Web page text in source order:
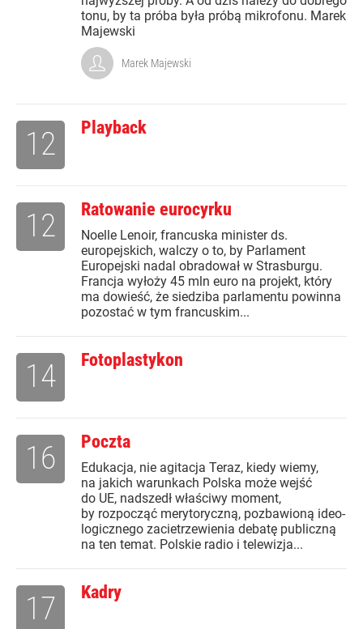
tonu, by ta próba była próbą mikrofonu. Marek
Majewski
Marek Majewski
Playback
12
Ratowanie eurocyrku
Noelle Lenoir, francuska minister ds.
europejskich, walczy o to, by Parlament
Europejski nadal obradował w Strasburgu.
Francja wyłoży 45 mln euro na projekt, który
ma dowieść, że siedziba parlamentu powinna
pozostać w tym francuskim...
12
Fotoplastykon
14
Poczta
Edukacja, nie agitacja Teraz, kiedy wiemy,
na jakich warunkach Polska może wejść
do UE, nadszedł właściwy moment,
by rozpocząć merytoryczną, pozbawioną ideo-
logicznego zacietrzewienia debatę publiczną
na ten temat. Polskie radio i telewizja...
16
Kadry
17